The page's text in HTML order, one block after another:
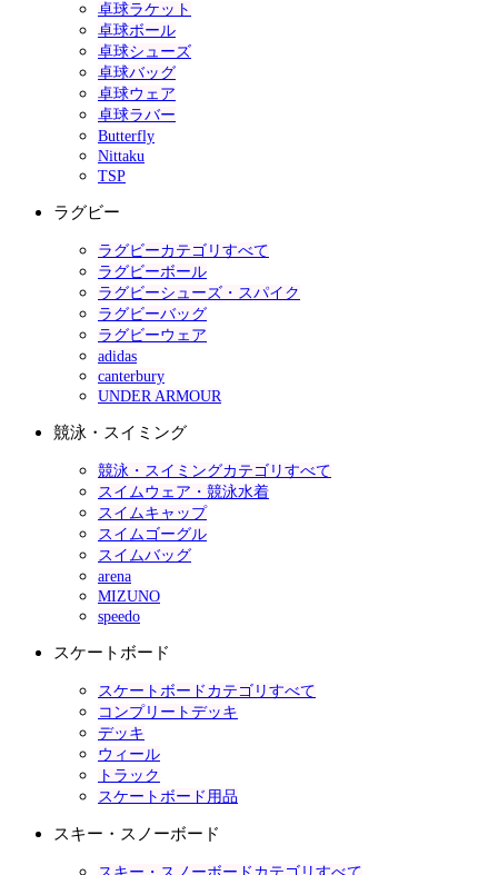
卓球ラケット
卓球ボール
卓球シューズ
卓球バッグ
卓球ウェア
卓球ラバー
Butterfly
Nittaku
TSP
ラグビー
ラグビーカテゴリすべて
ラグビーボール
ラグビーシューズ・スパイク
ラグビーバッグ
ラグビーウェア
adidas
canterbury
UNDER ARMOUR
競泳・スイミング
競泳・スイミングカテゴリすべて
スイムウェア・競泳水着
スイムキャップ
スイムゴーグル
スイムバッグ
arena
MIZUNO
speedo
スケートボード
スケートボードカテゴリすべて
コンプリートデッキ
デッキ
ウィール
トラック
スケートボード用品
スキー・スノーボード